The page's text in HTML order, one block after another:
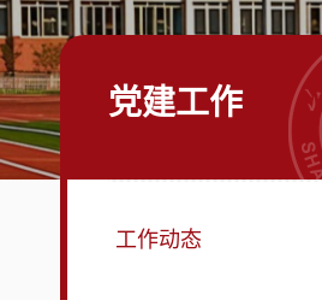
党建工作
工作动态